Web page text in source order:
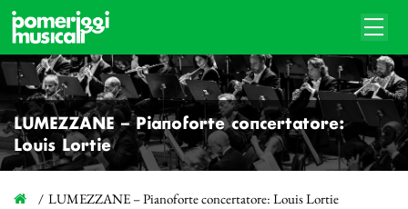
LUMEZZANE – Pianoforte concertatore:
Louis Lortie
LUMEZZANE – Pianoforte concertatore: Louis Lortie